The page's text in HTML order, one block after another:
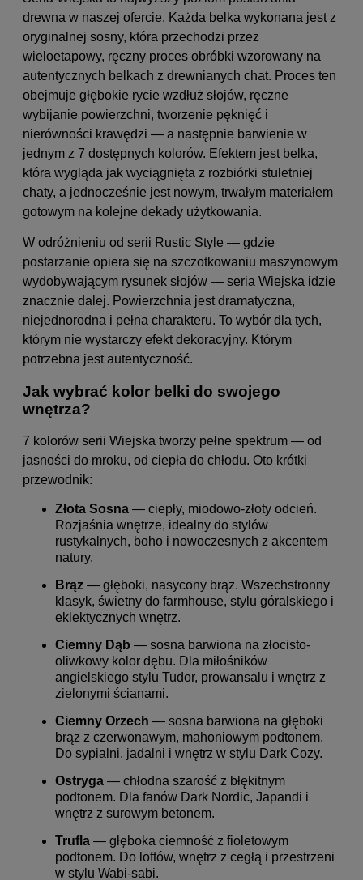
drewna w naszej ofercie. Każda belka wykonana jest z
oryginalnej sosny, która przechodzi przez
wieloetapowy, ręczny proces obróbki wzorowany na
autentycznych belkach z drewnianych chat. Proces ten
obejmuje głębokie rycie wzdłuż słojów, ręczne
wybijanie powierzchni, tworzenie pęknięć i
nierówności krawędzi — a następnie barwienie w
jednym z 7 dostępnych kolorów. Efektem jest belka,
która wygląda jak wyciągnięta z rozbiórki stuletniej
chaty, a jednocześnie jest nowym, trwałym materiałem
gotowym na kolejne dekady użytkowania.
W odróżnieniu od serii Rustic Style — gdzie
postarzanie opiera się na szczotkowaniu maszynowym
wydobywającym rysunek słojów — seria Wiejska idzie
znacznie dalej. Powierzchnia jest dramatyczna,
niejednorodna i pełna charakteru. To wybór dla tych,
którym nie wystarczy efekt dekoracyjny. Którym
potrzebna jest autentyczność.
Jak wybrać kolor belki do swojego
wnętrza?
7 kolorów serii Wiejska tworzy pełne spektrum — od
jasności do mroku, od ciepła do chłodu. Oto krótki
przewodnik:
Złota Sosna — ciepły, miodowo-złoty odcień.
Rozjaśnia wnętrze, idealny do stylów
rustykalnych, boho i nowoczesnych z akcentem
natury.
Brąz — głęboki, nasycony brąz. Wszechstronny
klasyk, świetny do farmhouse, stylu góralskiego i
eklektycznych wnętrz.
Ciemny Dąb — sosna barwiona na złocisto-
oliwkowy kolor dębu. Dla miłośników
angielskiego stylu Tudor, prowansalu i wnętrz z
zielonymi ścianami.
Ciemny Orzech — sosna barwiona na głęboki
brąz z czerwonawym, mahoniowym podtonem.
Do sypialni, jadalni i wnętrz w stylu Dark Cozy.
Ostryga — chłodna szarość z błękitnym
podtonem. Dla fanów Dark Nordic, Japandi i
wnętrz z surowym betonem.
Trufla — głęboka ciemność z fioletowym
podtonem. Do loftów, wnętrz z cegłą i przestrzeni
w stylu Wabi-sabi.